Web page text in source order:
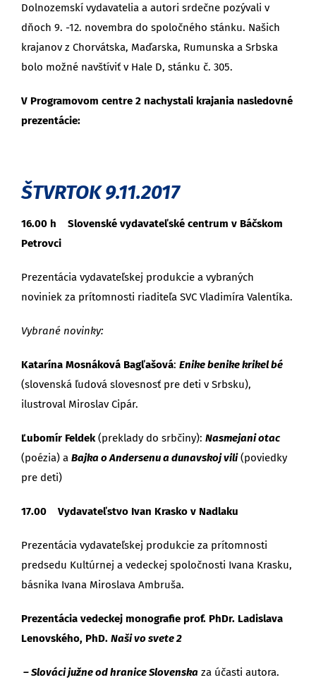
Dolnozemskí vydavatelia a autori srdečne pozývali v
dňoch 9. -12. novembra do spoločného stánku. Našich
krajanov z Chorvátska, Maďarska, Rumunska a Srbska
bolo možné navštíviť v Hale D, stánku č. 305.
V Programovom centre 2 nachystali krajania nasledovné
prezentácie:
ŠTVRTOK 9.11.2017
16.00 h
Slovenské vydavateľské centrum v Báčskom
Petrovci
Prezentácia vydavateľskej produkcie a vybraných
noviniek za prítomnosti riaditeľa SVC Vladimíra Valentíka.
Vybrané novinky:
Katarína Mosnáková Bagľašová: Enike benike krikel bé
(slovenská ľudová slovesnosť pre deti v Srbsku),
ilustroval Miroslav Cipár.
Ľubomír Feldek(preklady do srbčiny): Nasmejani otac
(poézia) a Bajka o Andersenu a dunavskoj vili(poviedky
pre deti)
17.00 Vydavateľstvo Ivan Krasko v Nadlaku
Prezentácia vydavateľskej produkcie za prítomnosti
predsedu Kultúrnej a vedeckej spoločnosti Ivana Krasku,
básnika Ivana Miroslava Ambruša.
Prezentácia vedeckej monografie prof. PhDr. Ladislava
Lenovského, PhD. Naši vo svete 2
– Slováci južne od hranice Slovenska za účasti autora.